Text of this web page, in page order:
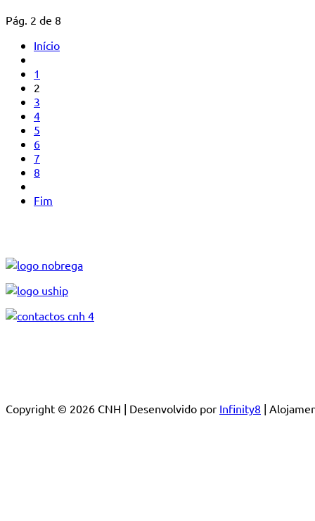
Pág. 2 de 8
Início
1
2
3
4
5
6
7
8
Fim
Copyright © 2026 CNH | Desenvolvido por Infinity8 |